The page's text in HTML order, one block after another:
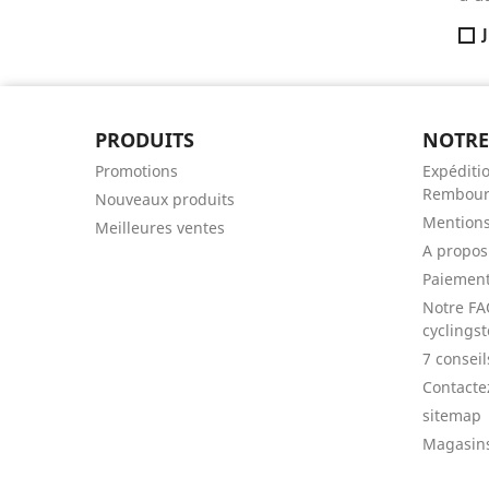
PRODUITS
Promotions
Nouveaux produits
Meilleures ventes
A propos
Notre
7
sitemap